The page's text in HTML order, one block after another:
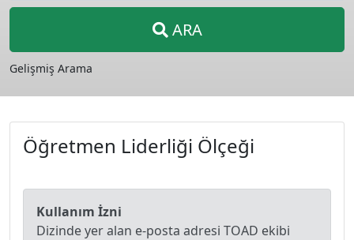
ARA
Gelişmiş Arama
Öğretmen Liderliği Ölçeği
Kullanım İzni
Dizinde yer alan e-posta adresi TOAD ekibi